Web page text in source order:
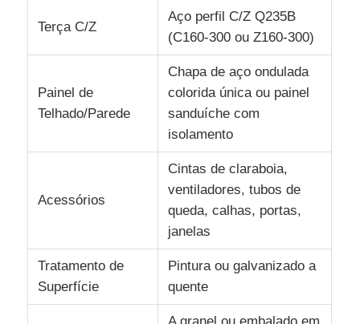
Terça C/Z
Aço perfil C/Z Q235B
(C160-300 ou Z160-300)
Painel de
Telhado/Parede
Chapa de aço ondulada
colorida única ou painel
sanduíche com
isolamento
Acessórios
Cintas de claraboia,
ventiladores, tubos de
queda, calhas, portas,
janelas
Tratamento de
Superfície
Pintura ou galvanizado a
quente
A granel ou embalado em